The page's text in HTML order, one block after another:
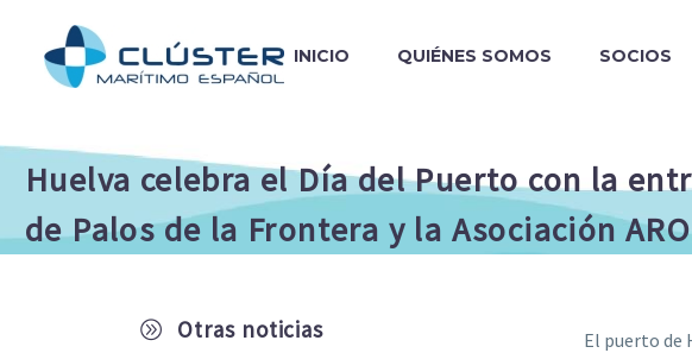
INICIO QUIÉNES SOMOS SOCIOS
Huelva celebra el Día del Puerto con la
de Palos de la Frontera y la Asociación ARO
A Otras noticias
El puerto de